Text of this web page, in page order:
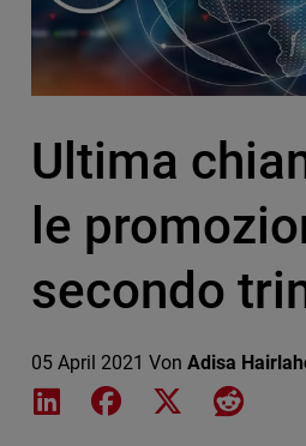
Ultima
le
secondo
05 April 2021 Von Adisa
Share on LinkedIn
Share on Facebook
Share on XShare